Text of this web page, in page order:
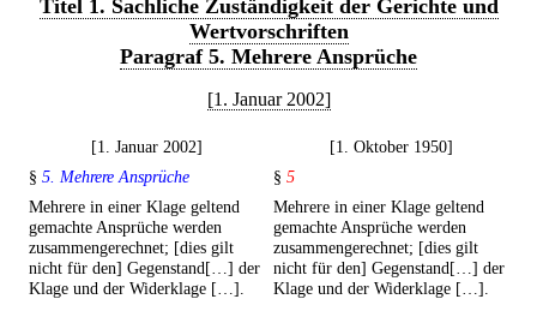
Titel 1. Sachliche Zuständigkeit der Gerichte und
Wertvorschriften
Paragraf 5. Mehrere Ansprüche
[1. Januar 2002]
[1. Januar 2002]
[1. Oktober 1950]
§ 5. Mehrere Ansprüche § 5
Mehrere in einer Klage geltend
gemachte Ansprüche werden
zusammengerechnet; [dies gilt
nicht für den] Gegenstand[…] der
Klage und der Widerklage […].
Mehrere in einer Klage geltend
gemachte Ansprüche werden
zusammengerechnet; [dies gilt
nicht für den] Gegenstand[…] der
Klage und der Widerklage […].